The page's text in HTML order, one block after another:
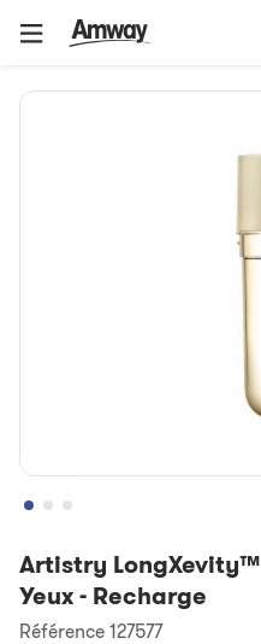
Artistry LongXevity™
Yeux - Recharge
Référence 127577